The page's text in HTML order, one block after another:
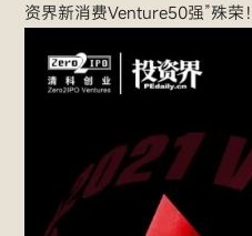
资界新消费Venture50强”殊荣！